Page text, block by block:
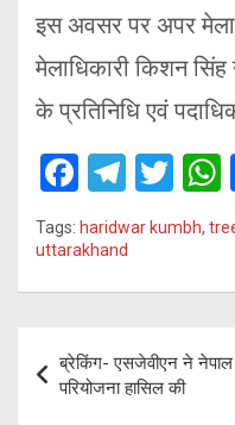
इस अवसर पर अपर
मेलाधिकारी किशन
के प्रतिनिधि एवं
F
a
ce
b
o
k
T
el
e
gr
m
T
wi
tt
er
Tags: haridwar kumbh,
uttarakhand
Post
navigation
ब्रेकिंग- एसजेवीएन ने
परियोजना हासिल की